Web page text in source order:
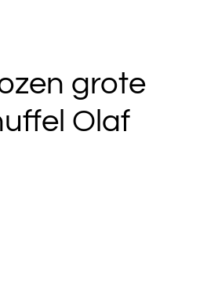
grote
Olaf